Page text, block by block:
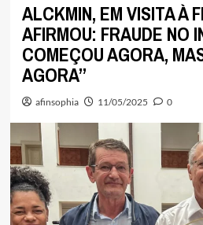
ALCKMIN, EM VISITA À
AFIRMOU: FRAUDE NO
COMEÇOU AGORA,
AGORA”
afinsophia 11/05/2025 0